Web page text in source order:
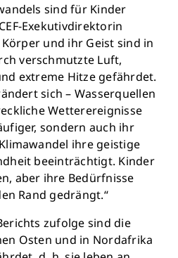
sind für Kinder
Exekutivdirektorin
und ihr Geist sind in
verschmutzte Luft,
extreme Hitze gefährdet.
sich – Wasserquellen
Wetterereignisse
sondern auch ihr
ihre geistige
beeinträchtigt. Kinder
aber ihre Bedürfnisse
Rand gedrängt.“
zufolge sind die
Osten und in Nordafrika